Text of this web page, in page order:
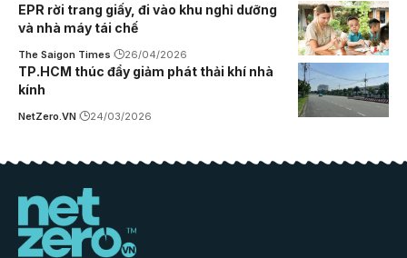
EPR rời trang giấy, đi vào khu nghỉ dưỡng
và nhà máy tái chế
The Saigon Times 26/04/2026
TP.HCM thúc đẩy giảm phát thải khí nhà
kính
NetZero.VN 24/03/2026